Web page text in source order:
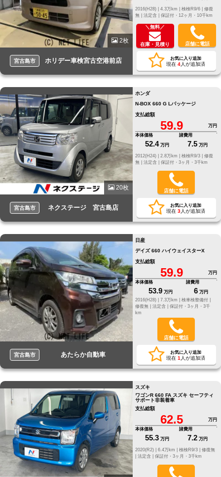
2枚
宮古島市 ホリデー車検宮古空港前店
修復
無 | 法定含 | 保証付・12ヶ月・10千km
＼無料／
在庫・見積り 店舗に電話
お気に入り追加
現在 4人が追加済
20枚
宮古島市 ネクステージ 宮古島店
ホンダ
N-BOX 660 G Lパッケージ
支払総額
59.9
万円
本体価格
52.4 万円
諸費用
7.5 万円
修復
無 | 法定含 | 保証付・3ヶ月・3千km
店舗に電話
お気に入り追加
現在 3人が追加済
宮古島市 あたらか自動車
日産
デイズ 660 ハイウェイスターX
支払総額
59.9
万円
本体価格
53.9 万円
諸費用
6 万円
2016(H28) |
7.3万km |
検車検整備付 |
修復無 | 法定含 | 保証付・3ヶ月・3千
km
店舗に電話
お気に入り追加
現在 1 人が追加済
スズキ
ワゴンR 660 FA スズキ セーフティ
サポート非装着車
支払総額
62.5
万円
本体価格
55.3 万円
諸費用
7.2 万円
修復無
法定含 | 保証付・3ヶ月・3千km